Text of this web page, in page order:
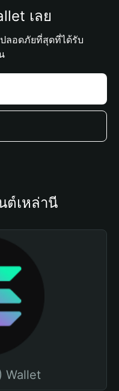
เลย
ลอดภัยที่สุดที่ได้รับ
ต์เหล่านี้
Wallet